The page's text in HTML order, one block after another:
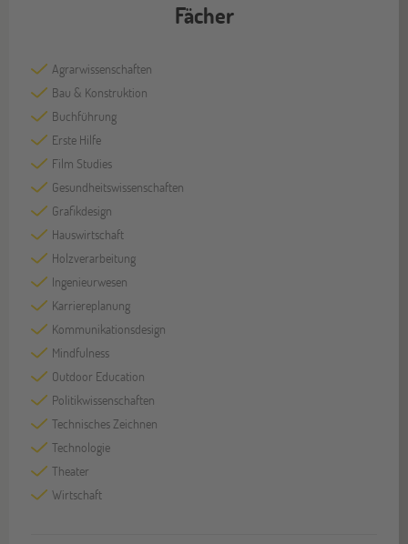
Fächer
Agrarwissenschaften
Bau & Konstruktion
Buchführung
Erste Hilfe
Film Studies
Gesundheitswissenschaften
Grafikdesign
Hauswirtschaft
Holzverarbeitung
Ingenieurwesen
Karriereplanung
Kommunikationsdesign
Mindfulness
Outdoor Education
Politikwissenschaften
Technisches Zeichnen
Technologie
Theater
Wirtschaft